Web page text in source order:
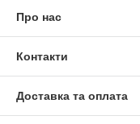
Про нас
Контакти
Доставка та оплата